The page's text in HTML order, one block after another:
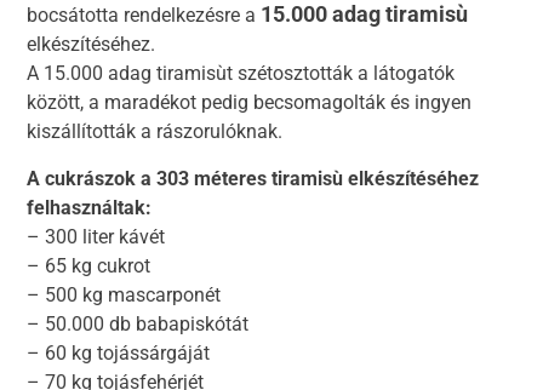
bocsátotta rendelkezésre a 15.000 adag tiramisù
elkészítéséhez.
A 15.000 adag tiramisùt szétosztották a látogatók
között, a maradékot pedig becsomagolták és ingyen
kiszállították a rászorulóknak.
A cukrászok a 303 méteres tiramisù elkészítéséhez
felhasználtak:
– 300 liter kávét
– 65 kg cukrot
– 500 kg mascarponét
– 50.000 db babapiskótát
– 60 kg tojássárgáját
– 70 kg tojásfehérjét